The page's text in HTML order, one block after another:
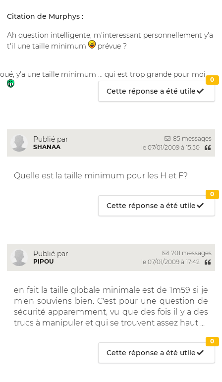
Citation de Murphys :
Ah question intelligente, m'interessant personnellement y'a
t'il une taille minimum
prévue ?
oué, y'a une taille minimum ... qui est trop grande pour moi
Cette réponse a été utile
0
Publié par
SHANAA
85 messages
le 07/01/2009 à 15:50
Quelle est la taille minimum pour les H et F?
Cette réponse a été utile
0
Publié par
PIPOU
701 messages
le 07/01/2009 à 17:42
en fait la taille globale minimale est de 1m59 si je
m'en souviens bien. C'est pour une question de
sécurité apparemment, vu que des fois il y a des
trucs à manipuler et qui se trouvent assez haut ...
Cette réponse a été utile
0